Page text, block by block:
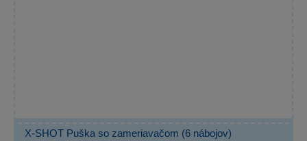
X-SHOT Puška so zameriavačom (6 nábojov)